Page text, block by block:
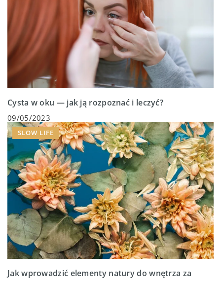
Cysta w oku — jak ją rozpoznać i leczyć?
09/05/2023
SLOW LIFE
Jak wprowadzić elementy natury do wnętrza za